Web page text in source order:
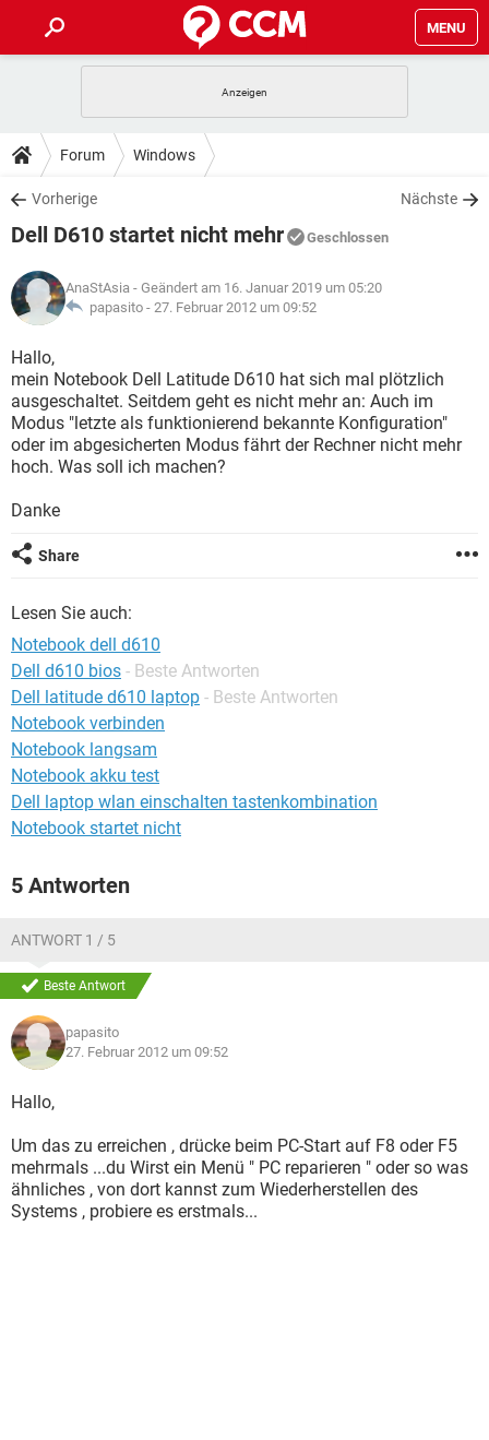
MENU
ANDROID
WINDOWS 10
WHATSAPP TIKTOK
FACEBOOK
TIPPS & TRICKS
SPIELE
WHATSAPP TIKTOK
FACEBOOK
DOWNLOADS
SPIELE STREAMING
ANDROID
WINDOWS 10 INSTAGRAM
WHATSAPP
FACEBOOK HARDWARE
SPIELE STREAMING
ANDROID
WINDOWS 10
WHATSAPP TIKTOK
FACEBOOK HARDWARE
LEXIKON
SPIELE
ANDROID IOS
WINDOWS 10 INSTAGRAM
WHATSAPP
Forum Windows
Vorherige Nächste
Dell D610 startet nicht mehr Geschlossen
AnaStAsia - Geändert am 16. Januar 2019 um 05:20
papasito - 27. Februar 2012 um 09:52
Hallo,
mein Notebook Dell Latitude D610 hat sich mal plötzlich
ausgeschaltet. Seitdem geht es nicht mehr an: Auch im
Modus "letzte als funktionierend bekannte Konfiguration"
oder im abgesicherten Modus fährt der Rechner nicht mehr
hoch. Was soll ich machen?
Danke
Share
Lesen Sie auch:
Notebook dell d610
Dell d610 bios - Beste Antworten
Dell latitude d610 laptop - Beste Antworten
Notebook verbinden
Notebook langsam
Notebook akku test
Dell laptop wlan einschalten tastenkombination
Notebook startet nicht
5 Antworten
ANTWORT 1 / 5
Beste Antwort
papasito
27. Februar 2012 um 09:52
Hallo,
Um das zu erreichen , drücke beim PC-Start auf F8 oder F5
mehrmals ...du Wirst ein Menü " PC reparieren " oder so was
ähnliches , von dort kannst zum Wiederherstellen des
Systems , probiere es erstmals...